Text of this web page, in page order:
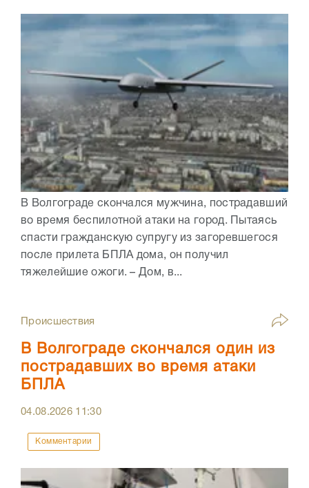
В Волгограде скончался мужчина, пострадавший
во время беспилотной атаки на город. Пытаясь
спасти гражданскую супругу из загоревшегося
после прилета БПЛА дома, он получил
тяжелейшие ожоги. – Дом, в...
Происшествия
В Волгограде скончался один из
пострадавших во время атаки
БПЛА
04.08.2026 11:30
Комментарии